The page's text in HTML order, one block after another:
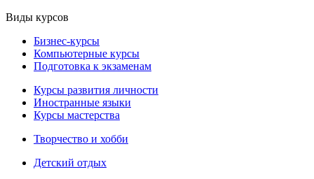
Виды курсов
Бизнес-курсы
Компьютерные курсы
Подготовка к экзаменам
Курсы развития личности
Иностранные языки
Курсы мастерства
Творчество и хобби
Детский отдых